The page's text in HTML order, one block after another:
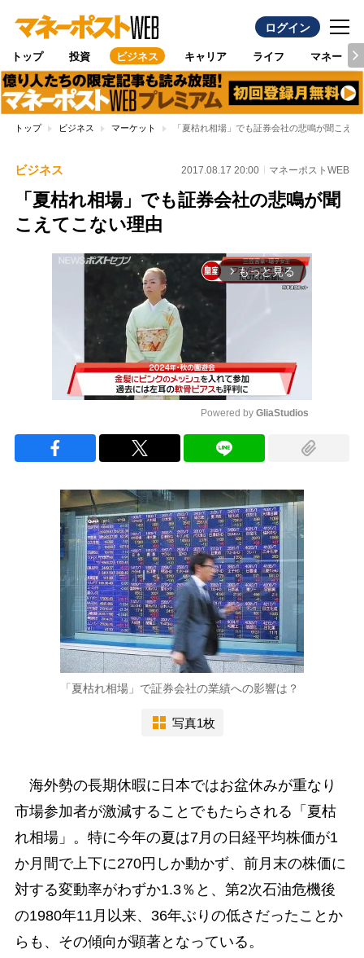
ログイン
トップ 投資 ビジネス キャリア ライフ マネー
トップ ビジネス マーケット 「夏枯れ相場」でも証券会社の悲鳴が聞こえて
ビジネス 2017.08.17 20:00 マネーポストWEB
「夏枯れ相場」でも証券会社の悲鳴が聞
こえてこない理由
arrow_forward_ios もっと見る
Powered by GliaStudios
「夏枯れ相場」で証券会社の業績への影響は？
写真1枚
海外勢の長期休暇に日本ではお盆休みが重なり
市場参加者が激減することでもたらされる「夏枯
れ相場」。特に今年の夏は7月の日経平均株価が1
か月間で上下に270円しか動かず、前月末の株価に
対する変動率がわずか1.3％と、第2次石油危機後
の1980年11月以来、36年ぶりの低さだったことか
らも、その傾向が顕著となっている。